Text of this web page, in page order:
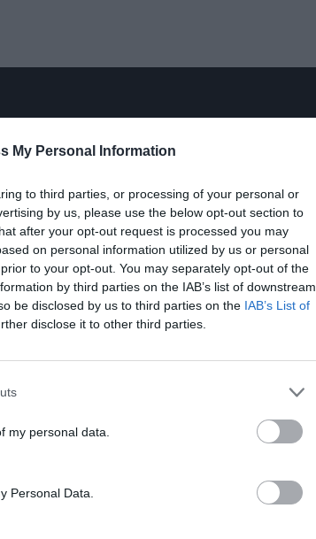
My Personal Information
to third parties, or processing of your personal or
by us, please use the below opt-out section to
after your opt-out request is processed you may
on personal information utilized by us or personal
to your opt-out. You may separately opt-out of the
by third parties on the IAB’s list of downstream
be disclosed by us to third parties on the IAB’s List of
disclose it to other third parties.
my personal data.
Personal Data.